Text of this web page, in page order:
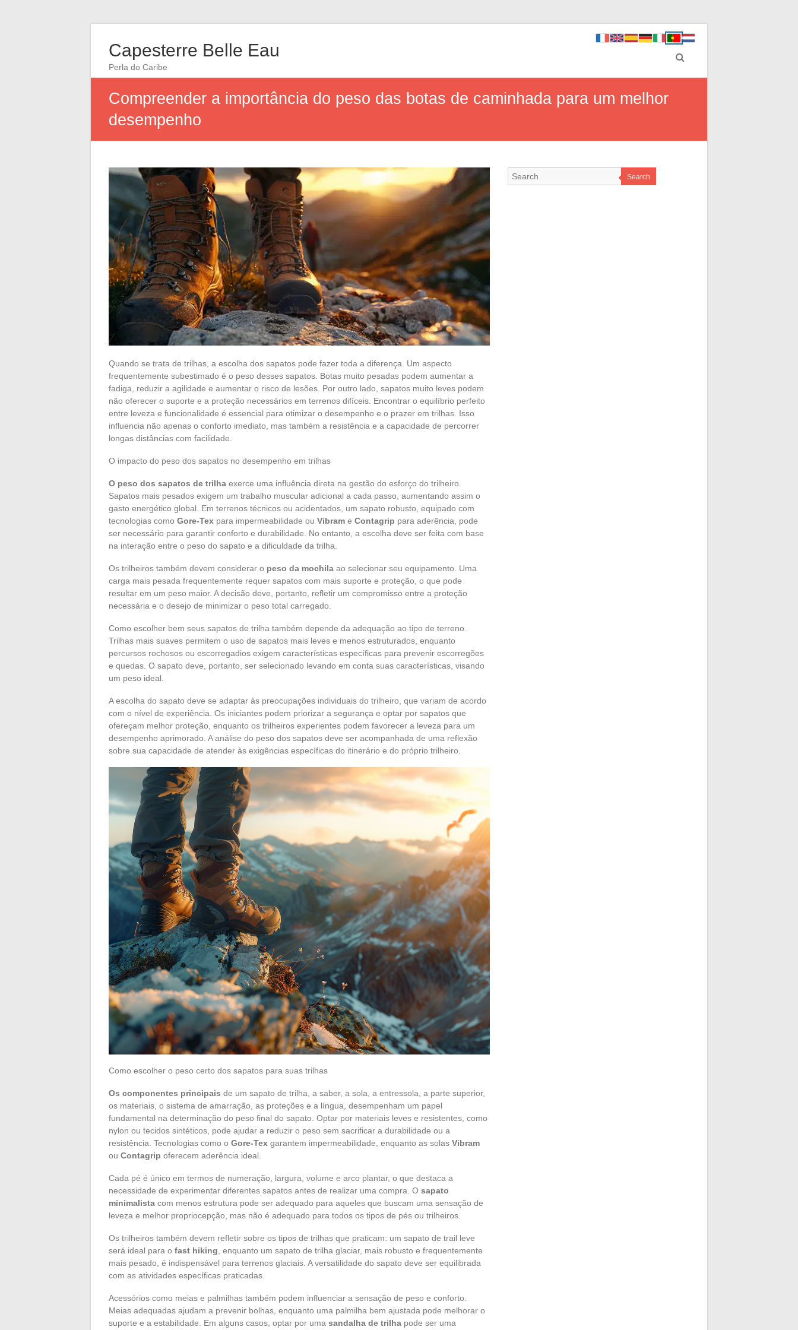
Capesterre Belle Eau
Perla do Caribe
Compreender a importância do peso das botas de caminhada para um melhor
desempenho
Quando se trata de trilhas, a escolha dos sapatos pode fazer toda a diferença. Um aspecto
frequentemente subestimado é o peso desses sapatos. Botas muito pesadas podem aumentar a
fadiga, reduzir a agilidade e aumentar o risco de lesões. Por outro lado, sapatos muito leves podem
não oferecer o suporte e a proteção necessários em terrenos difíceis. Encontrar o equilíbrio perfeito
entre leveza e funcionalidade é essencial para otimizar o desempenho e o prazer em trilhas. Isso
influencia não apenas o conforto imediato, mas também a resistência e a capacidade de percorrer
longas distâncias com facilidade.
O impacto do peso dos sapatos no desempenho em trilhas
O peso dos sapatos de trilha exerce uma influência direta na gestão do esforço do trilheiro.
Sapatos mais pesados exigem um trabalho muscular adicional a cada passo, aumentando assim o
gasto energético global. Em terrenos técnicos ou acidentados, um sapato robusto, equipado com
tecnologias como Gore-Tex para impermeabilidade ou Vibram e Contagrip para aderência, pode
ser necessário para garantir conforto e durabilidade. No entanto, a escolha deve ser feita com base
na interação entre o peso do sapato e a dificuldade da trilha.
Os trilheiros também devem considerar o peso da mochila ao selecionar seu equipamento. Uma
carga mais pesada frequentemente requer sapatos com mais suporte e proteção, o que pode
resultar em um peso maior. A decisão deve, portanto, refletir um compromisso entre a proteção
necessária e o desejo de minimizar o peso total carregado.
Como escolher bem seus sapatos de trilha também depende da adequação ao tipo de terreno.
Trilhas mais suaves permitem o uso de sapatos mais leves e menos estruturados, enquanto
percursos rochosos ou escorregadios exigem características específicas para prevenir escorregões
e quedas. O sapato deve, portanto, ser selecionado levando em conta suas características, visando
um peso ideal.
A escolha do sapato deve se adaptar às preocupações individuais do trilheiro, que variam de acordo
com o nível de experiência. Os iniciantes podem priorizar a segurança e optar por sapatos que
ofereçam melhor proteção, enquanto os trilheiros experientes podem favorecer a leveza para um
desempenho aprimorado. A análise do peso dos sapatos deve ser acompanhada de uma reflexão
sobre sua capacidade de atender às exigências específicas do itinerário e do próprio trilheiro.
Como escolher o peso certo dos sapatos para suas trilhas
Os componentes principais de um sapato de trilha, a saber, a sola, a entressola, a parte superior,
os materiais, o sistema de amarração, as proteções e a língua, desempenham um papel
fundamental na determinação do peso final do sapato. Optar por materiais leves e resistentes, como
nylon ou tecidos sintéticos, pode ajudar a reduzir o peso sem sacrificar a durabilidade ou a
resistência. Tecnologias como o Gore-Tex garantem impermeabilidade, enquanto as solas Vibram
ou Contagrip oferecem aderência ideal.
Cada pé é único em termos de numeração, largura, volume e arco plantar, o que destaca a
necessidade de experimentar diferentes sapatos antes de realizar uma compra. O sapato
minimalista com menos estrutura pode ser adequado para aqueles que buscam uma sensação de
leveza e melhor propriocepção, mas não é adequado para todos os tipos de pés ou trilheiros.
Os trilheiros também devem refletir sobre os tipos de trilhas que praticam: um sapato de trail leve
será ideal para o fast hiking , enquanto um sapato de trilha glaciar, mais robusto e frequentemente
mais pesado, é indispensável para terrenos glaciais. A versatilidade do sapato deve ser equilibrada
com as atividades específicas praticadas.
Acessórios como meias e palmilhas também podem influenciar a sensação de peso e conforto.
Meias adequadas ajudam a prevenir bolhas, enquanto uma palmilha bem ajustada pode melhorar o
suporte e a estabilidade. Em alguns casos, optar por uma sandalha de trilha pode ser uma
Search